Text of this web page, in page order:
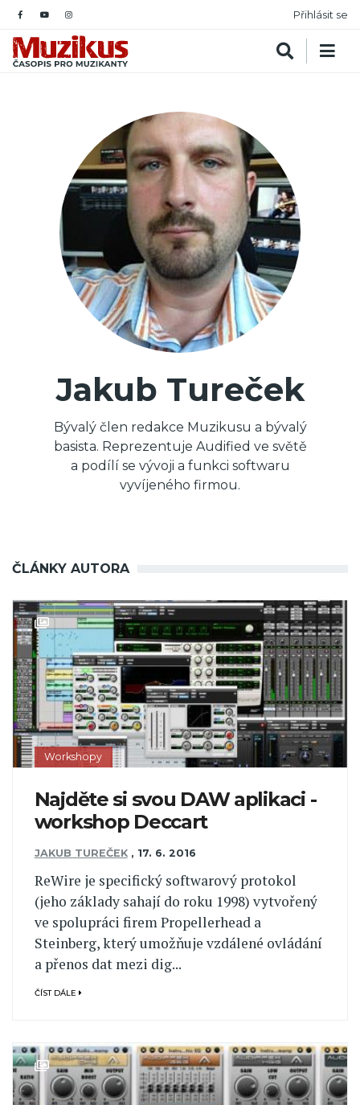
Přihlásit se
Jakub Tureček
Bývalý člen redakce Muzikusu a bývalý
basista. Reprezentuje Audified ve světě
a podílí se vývoji a funkci softwaru
vyvíjeného firmou.
ČLÁNKY AUTORA
Workshopy
Najděte si svou DAW aplikaci -
workshop Deccart
JAKUB TUREČEK , 17. 6. 2016
ReWire je specifický softwarový protokol
(jeho základy sahají do roku 1998) vytvořený
ve spolupráci firem Propellerhead a
Steinberg, který umožňuje vzdálené ovládání
a přenos dat mezi dig...
ČÍST DÁLE